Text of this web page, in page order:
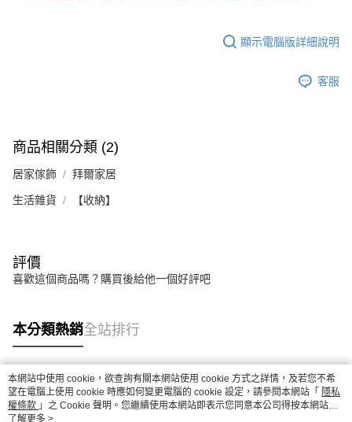
顯示電腦版詳細說明
客服
商品相關分類 (2)
居家傢飾 拜爾家居
生活雜貨 【收納】
評價
喜歡這個商品嗎？購買後給他一個好評吧
本分類熱銷全站排行
熱門標籤
本網站中使用 cookie，欲查詢有關本網站使用 cookie 方式之詳情，及若您不希
望在電腦上使用 cookie 時應如何變更電腦的 cookie 設定，請參閱本網站「 隱私
權條款 」之 Cookie 聲明。您繼續使用本網站即表示您同意本公司得按本網站使
用條款之 Cookie 聲明使用 cookie。
了解更多 >